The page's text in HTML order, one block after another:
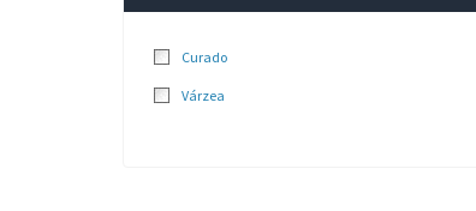
Curado
Várzea